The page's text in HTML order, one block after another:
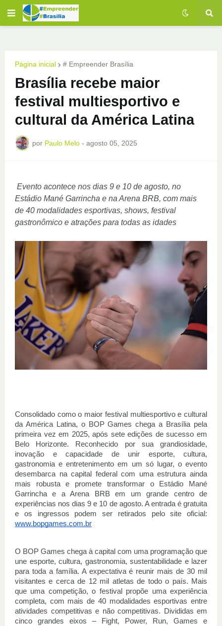
Página inicial # Empreender Brasília
Brasília recebe maior
festival multiesportivo e
cultural da América Latina
por Paulo Melo - agosto 05, 2025
Evento acontece nos dias 9 e 10 de agosto, no
Estádio Mané Garrincha e na Arena BRB, com mais
de 40 modalidades esportivas, shows, festival
gastronômico e atrações para todas as idades
Consolidado como o maior festival multiesportivo e cultural
da América Latina, o BOP Games chega a Brasília pela
primeira vez em 2025, após sete edições de sucesso em
Belo Horizonte. Reconhecido por sua grandiosidade,
inovação e capacidade de unir esporte, cultura,
gastronomia e entretenimento em um só lugar, o evento
desembarca na capital federal com uma estrutura ainda
mais robusta e promete transformar o Estádio Mané
Garrincha e a Arena BRB em um grande centro de
experiências nos dias 9 e 10 de agosto. A entrada é gratuita
e os ingressos podem ser retirados pelo site oficial:
www.bopgames.com.br
O BOP Games chega à capital com uma programação que
une esporte, cultura, gastronomia, sustentabilidade e lazer
para toda a família. A expectativa é reunir mais de 30 mil
visitantes e cerca de 12 mil atletas de todo o país. Mais
que uma competição, o festival propõe uma experiência
completa, com mais de 40 modalidades esportivas entre
atividades competitivas e não competitivas. Divididas em
cinco grandes eixos – Fight, Power, Run, Games e